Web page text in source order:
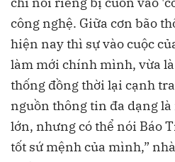
công nghệ. Giữa cơn bão
hiện nay thì sự vào cuộc
làm mới chính mình, vừa
thống đồng thời lại cạnh
nguồn thông tin đa dạng
lớn, nhưng có thể nói Báo
tốt sứ mệnh của mình,”